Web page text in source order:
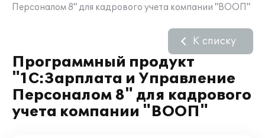
Персоналом 8" для кадрового учета компании "ВООП"
Программный продукт
"1С:Зарплата и Управление
Персоналом 8" для кадрового
учета компании "ВООП"
К списку